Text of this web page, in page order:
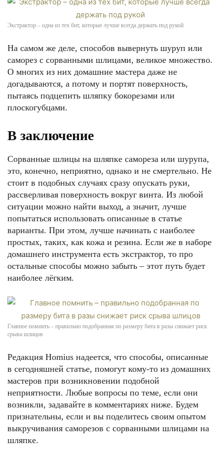
Экстрактор – одна из тех бит, которые лучше всегда держать под рукой
На самом же деле, способов вывернуть шуруп или
саморез с сорванными шлицами, великое множество.
О многих из них домашние мастера даже не
догадываются, а потому и портят поверхность,
пытаясь подцепить шляпку бокорезами или
плоскогубцами.
В заключение
Сорванные шлицы на шляпке самореза или шурупа,
это, конечно, неприятно, однако и не смертельно. Не
стоит в подобных случаях сразу опускать руки,
рассверливая поверхность вокруг винта. Из любой
ситуации можно найти выход, а значит, лучше
попытаться использовать описанные в статье
варианты. При этом, лучше начинать с наиболее
простых, таких, как кожа и резина. Если же в наборе
домашнего инструмента есть экстрактор, то про
остальные способы можно забыть – этот путь будет
наиболее лёгким.
Главное помнить – правильно подобранная по размеру бита в разы снижает риск
срыва шлицов
Редакция Homius надеется, что способы, описанные
в сегодняшней статье, помогут кому-то из домашних
мастеров при возникновении подобной
неприятности. Любые вопросы по теме, если они
возникли, задавайте в комментариях ниже. Будем
признательны, если и вы поделитесь своим опытом
выкручивания саморезов с сорванными шлицами на
шляпке.